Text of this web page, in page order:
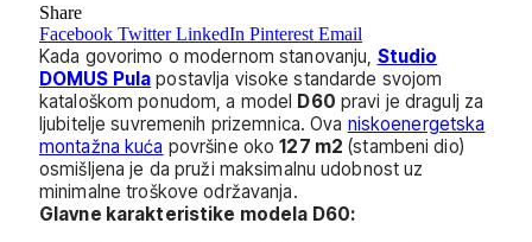
Share
Facebook Twitter LinkedIn Pinterest Email
Kada govorimo o modernom stanovanju, Studio
DOMUS Pula postavlja visoke standarde svojom
kataloškom ponudom, a model D60 pravi je dragulj za
ljubitelje suvremenih prizemnica. Ova niskoenergetska
montažna kuća površine oko127 m2 (stambeni dio)
osmišljena je da pruži maksimalnu udobnost uz
minimalne troškove održavanja.
Glavne karakteristike modela D60: